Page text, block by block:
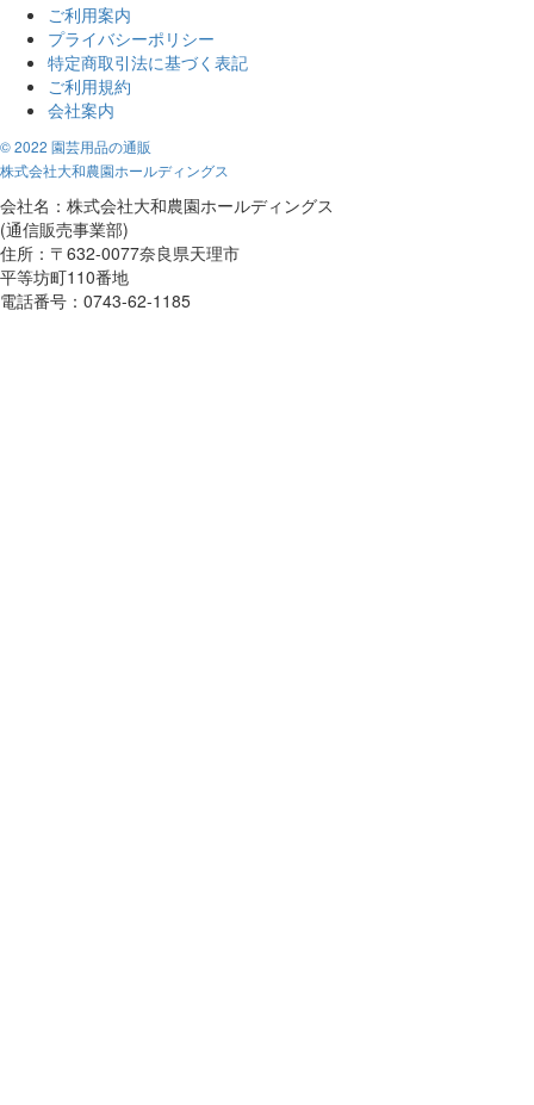
ご利用案内
プライバシーポリシー
特定商取引法に基づく表記
ご利用規約
会社案内
© 2022 園芸用品の通販
株式会社大和農園ホールディングス
会社名：株式会社大和農園ホールディングス
(通信販売事業部)
住所：〒632-0077奈良県天理市
平等坊町110番地
電話番号：0743-62-1185